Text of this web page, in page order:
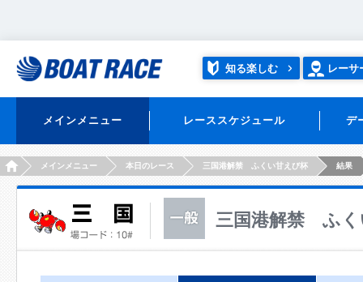
知る楽しむ レーサ
メインメニュー レーススケジュール デ
HOMEメインメニュー 本日のレース 三国港解禁 ふくい甘えび杯 結果
三国港解禁 ふく